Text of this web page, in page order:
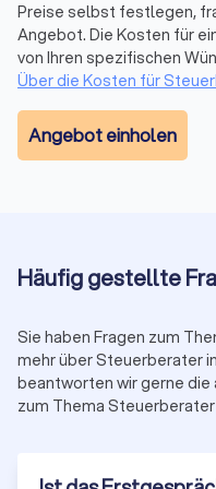
als Fachberater, etwa für
Unternehmensnachfolge
Sie, ob eine
Trustlocal zeigt Ihnen in
Qualifikationen und
Proaktive Beratung statt
kommt mit Vorschlägen
ohne unnötiges
und realistische
Digitalisierung und
digitaler
angemessene
Zusammenarbeit erheblich.
Preise selbst festlegen,
Angebot. Die Kosten für
von Ihren spezifischen
Über die Kosten für
Angebot einholen
Häufig gestellte
Sie haben Fragen zum
mehr über Steuerberater
beantworten wir gerne
zum Thema